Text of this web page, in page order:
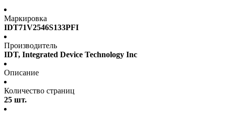
Маркировка
IDT71V2546S133PFI
Производитель
IDT, Integrated Device Technology Inc
Описание
Количество страниц
25 шт.